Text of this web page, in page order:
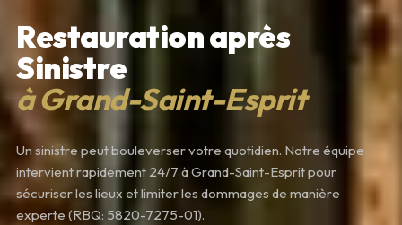
Restauration après
Sinistre
à Grand-Saint-Esprit
Un sinistre peut bouleverser votre quotidien. Notre équipe
intervient rapidement 24/7 à Grand-Saint-Esprit pour
sécuriser les lieux et limiter les dommages de manière
experte (RBQ: 5820-7275-01).